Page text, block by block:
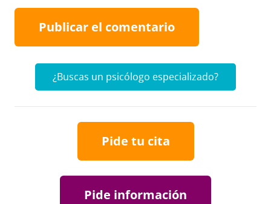
Publicar el comentario
¿Buscas un psicólogo especializado?
Pide tu cita
Pide información